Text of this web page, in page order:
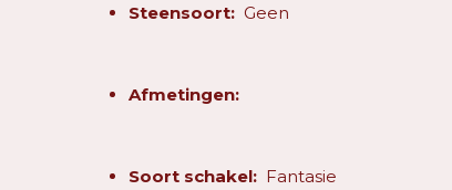
Steensoort: Geen
Afmetingen:
Soort schakel:Fantasie